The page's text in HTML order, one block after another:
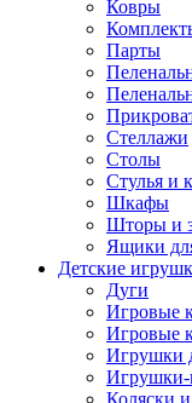
Ковры
Парты
Стеллажи
Столы
Стулья и
Шкафы
Шторы и
Ящики
Детские
Дуги
Игровые
Игровые
Игрушки
Игрушки-
Коляски